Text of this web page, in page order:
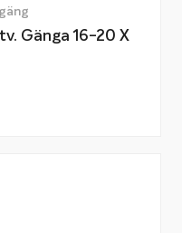
Gänga 16-20 X